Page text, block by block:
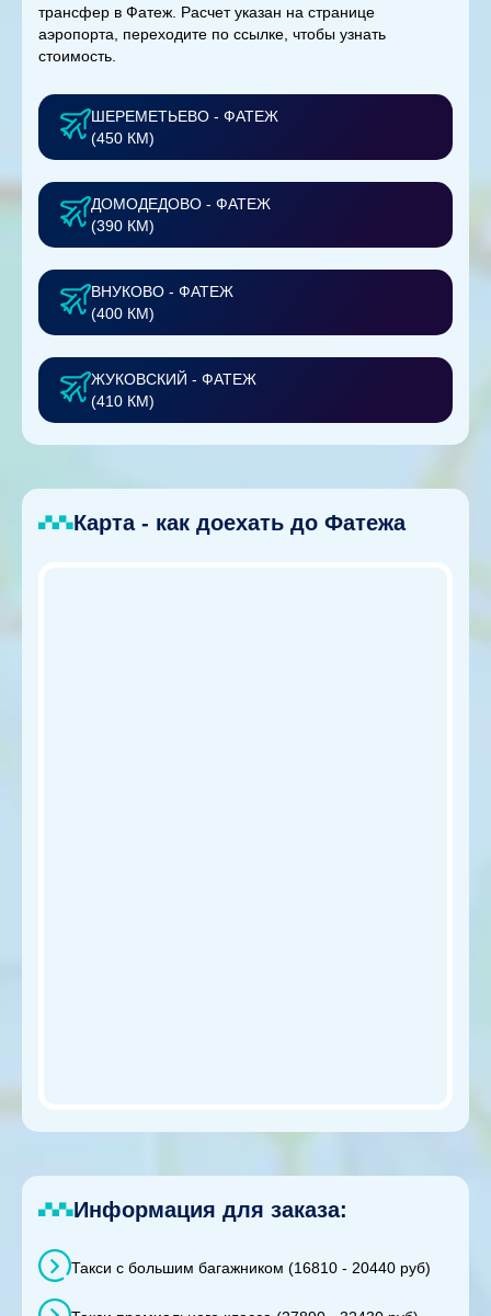
трансфер в Фатеж. Расчет указан на странице
аэропорта, переходите по ссылке, чтобы узнать
стоимость.
ШЕРЕМЕТЬЕВО - ФАТЕЖ
(450 КМ)
ДОМОДЕДОВО - ФАТЕЖ
(390 КМ)
ВНУКОВО - ФАТЕЖ
(400 КМ)
ЖУКОВСКИЙ - ФАТЕЖ
(410 КМ)
Карта - как доехать до Фатежа
Информация для заказа:
Такси с большим багажником (16810 - 20440 руб)